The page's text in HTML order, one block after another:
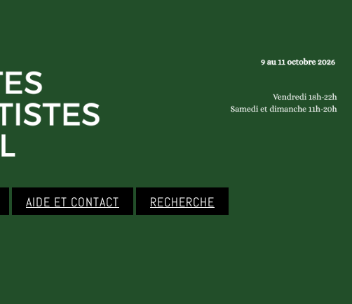
AIDE ET CONTACT RECHERCHE